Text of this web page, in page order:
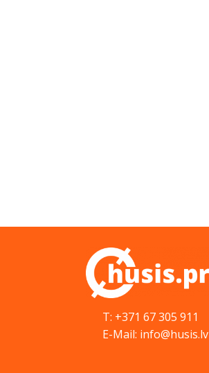
T: +371 67 305 911
E-Mail: info@husis.lv